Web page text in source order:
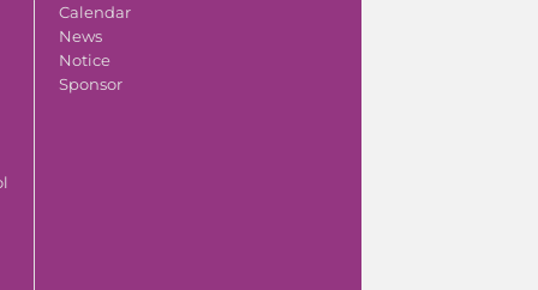
Calendar
News
Notice
Sponsor